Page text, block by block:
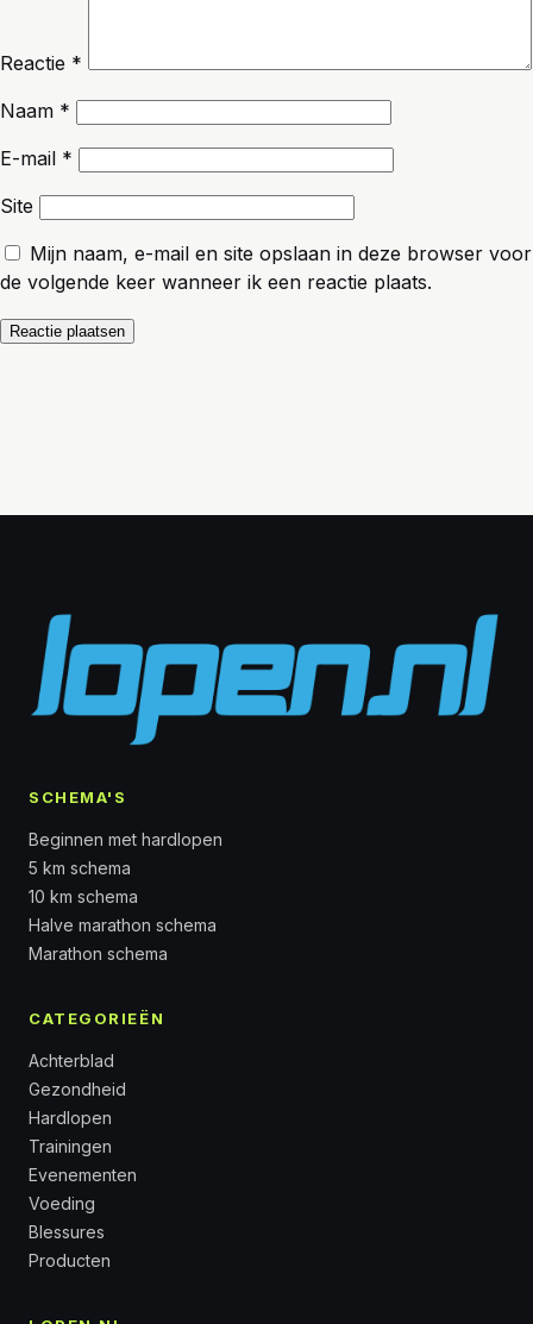
Reactie *
Naam *
E-mail *
Site
Mijn naam, e-mail en site opslaan in deze browser voor
de volgende keer wanneer ik een reactie plaats.
SCHEMA'S
Beginnen met hardlopen
5 km schema
10 km schema
Halve marathon schema
Marathon schema
CATEGORIEËN
Achterblad
Gezondheid
Hardlopen
Trainingen
Evenementen
Voeding
Blessures
Producten